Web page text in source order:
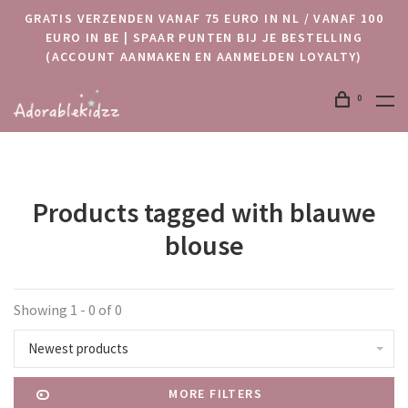
GRATIS VERZENDEN VANAF 75 EURO IN NL / VANAF 100
EURO IN BE | SPAAR PUNTEN BIJ JE BESTELLING
(ACCOUNT AANMAKEN EN AANMELDEN LOYALTY)
0
Products tagged with blauwe
blouse
Showing 1 - 0 of 0
Newest products
MORE FILTERS